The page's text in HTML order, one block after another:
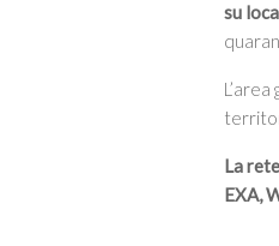
su
La
EXA,